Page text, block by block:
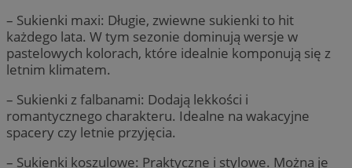
– Sukienki maxi: Długie, zwiewne sukienki to hit
każdego lata. W tym sezonie dominują wersje w
pastelowych kolorach, które idealnie komponują się z
letnim klimatem.
– Sukienki z falbanami: Dodają lekkości i
romantycznego charakteru. Idealne na wakacyjne
spacery czy letnie przyjęcia.
– Sukienki koszulowe: Praktyczne i stylowe. Można je